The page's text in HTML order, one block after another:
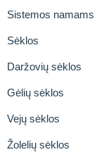
Sistemos namams
Sėklos
Daržovių sėklos
Gėlių sėklos
Vejų sėklos
Žolelių sėklos